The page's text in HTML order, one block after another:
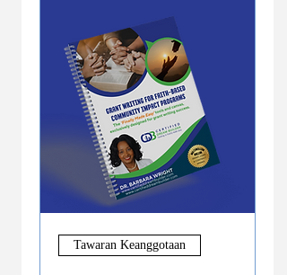
Tawaran Keanggotaan